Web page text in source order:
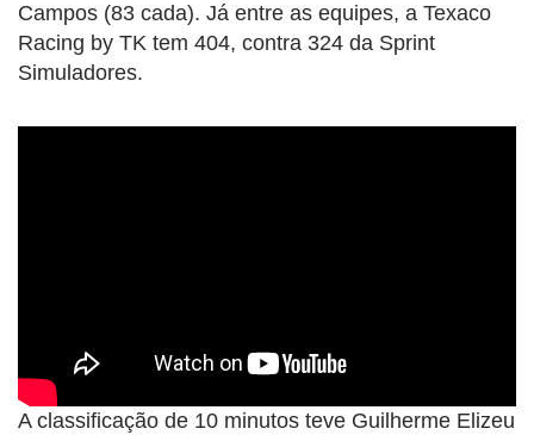
Campos (83 cada). Já entre as equipes, a Texaco
Racing by TK tem 404, contra 324 da Sprint
Simuladores.
A classificação de 10 minutos teve Guilherme Elizeu